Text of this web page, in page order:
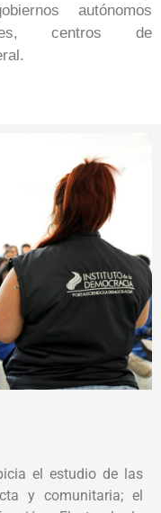
autónomos
centros de
el estudio de las
y comunitaria; el